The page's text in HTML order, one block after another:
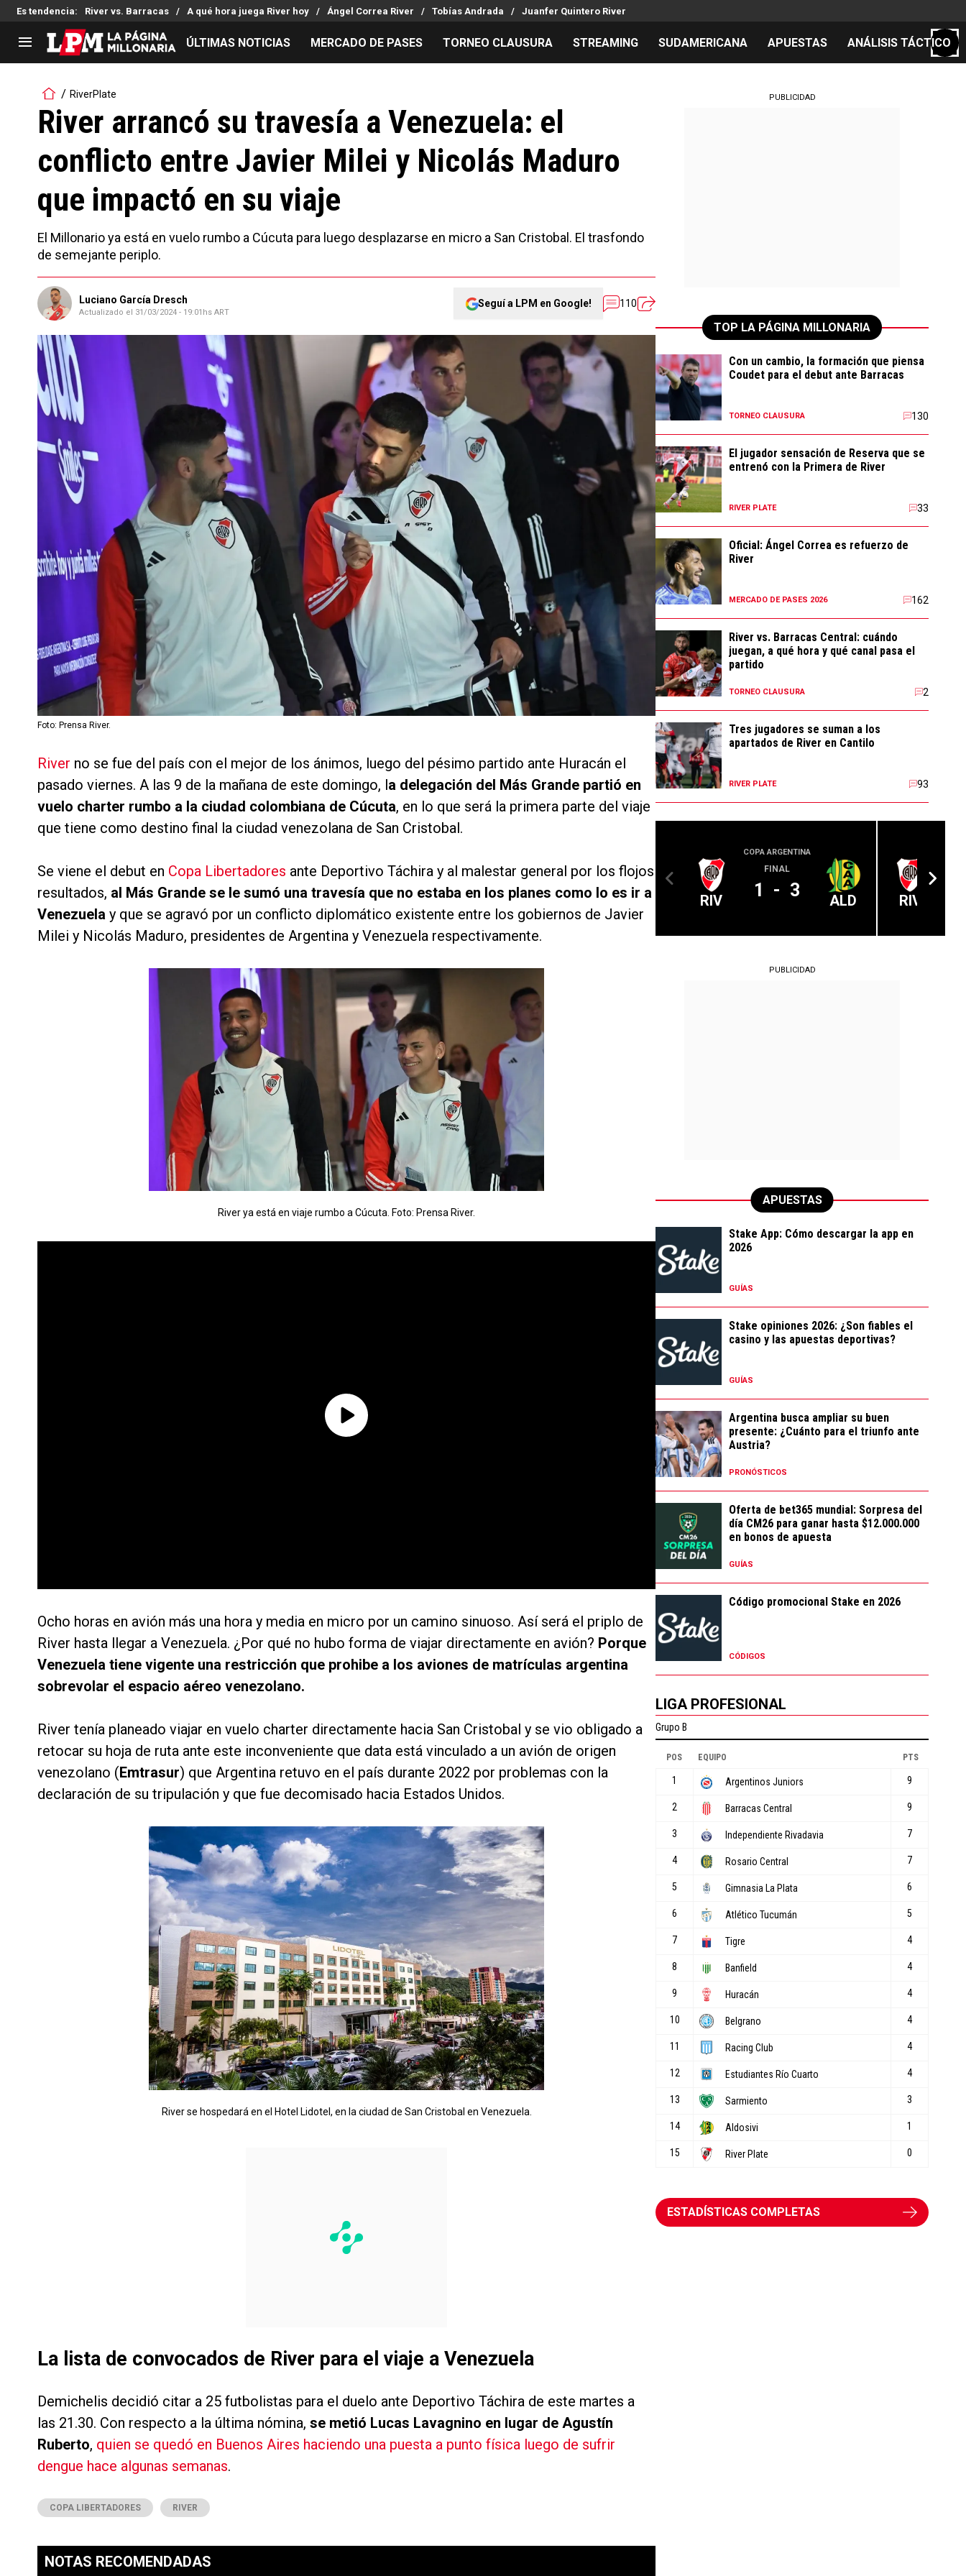
Es tendencia: River vs. Barracas A qué hora juega River hoy Ángel Correa River Tobías Andrada Juanfer Quintero River
LIGA PROFESIONAL
Noticias
Tabla de posiciones
Reserva
Copa Sudamericana
Copa Argentina
Selección Argentina
Mercado de Pases
Análisis tácticos
Juanfer Quintero
Chacho Coudet
Ex River
Streaming
Entradas
Hinchas
Los goles de River
Pronósticos
ÚLTIMAS NOTICIAS MERCADO DE PASES TORNEO CLAUSURA STREAMING SUDAMERICANA APUESTAS ANÁLISIS TÁCTICO
RiverPlate
River arrancó su travesía a Venezuela: el
conflicto entre Javier Milei y Nicolás Maduro
que impactó en su viaje
El Millonario ya está en vuelo rumbo a Cúcuta para luego desplazarse en micro a San Cristobal. El trasfondo
de semejante periplo.
Luciano García Dresch
Actualizado el 31/03/2024 - 19:01hs ART
Seguí a LPM en Google! 110
Foto: Prensa River.
River no se fue del país con el mejor de los ánimos, luego del pésimo partido ante Huracán el
pasado viernes. A las 9 de la mañana de este domingo, la delegación del Más Grande partió en
vuelo charter rumbo a la ciudad colombiana de Cúcuta, en lo que será la primera parte del viaje
que tiene como destino final la ciudad venezolana de San Cristobal.
Se viene el debut en Copa Libertadores ante Deportivo Táchira y al malestar general por los flojos
resultados, al Más Grande se le sumó una travesía que no estaba en los planes como lo es ir a
Venezuela y que se agravó por un conflicto diplomático existente entre los gobiernos de Javier
Milei y Nicolás Maduro, presidentes de Argentina y Venezuela respectivamente.
River ya está en viaje rumbo a Cúcuta. Foto: Prensa River.
Ocho horas en avión más una hora y media en micro por un camino sinuoso. Así será el priplo de
River hasta llegar a Venezuela. ¿Por qué no hubo forma de viajar directamente en avión? Porque
Venezuela tiene vigente una restricción que prohibe a los aviones de matrículas argentina
sobrevolar el espacio aéreo venezolano.
River tenía planeado viajar en vuelo charter directamente hacia San Cristobal y se vio obligado a
retocar su hoja de ruta ante este inconveniente que data está vinculado a un avión de origen
venezolano (Emtrasur) que Argentina retuvo en el país durante 2022 por problemas con la
declaración de su tripulación y que fue decomisado hacia Estados Unidos.
River se hospedará en el Hotel Lidotel, en la ciudad de San Cristobal en Venezuela.
La lista de convocados de River para el viaje a Venezuela
Demichelis decidió citar a 25 futbolistas para el duelo ante Deportivo Táchira de este martes a
las 21.30. Con respecto a la última nómina, se metió Lucas Lavagnino en lugar de Agustín
Ruberto, quien se quedó en Buenos Aires haciendo una puesta a punto física luego de sufrir
dengue hace algunas semanas.
COPA LIBERTADORES RIVER
NOTAS RECOMENDADAS
PUBLICIDAD
TOP LA PÁGINA MILLONARIA
Con un cambio, la formación que piensa
Coudet para el debut ante Barracas
TORNEO CLAUSURA 130
El jugador sensación de Reserva que se
entrenó con la Primera de River
RIVER PLATE 33
Oficial: Ángel Correa es refuerzo de
River
MERCADO DE PASES 2026 162
River vs. Barracas Central: cuándo
juegan, a qué hora y qué canal pasa el
partido
TORNEO CLAUSURA 2
Tres jugadores se suman a los
apartados de River en Cantilo
RIVER PLATE 93
COPA ARGENTINA
RIV
FINAL
1 - 3 ALD RIV
PUBLICIDAD
APUESTAS
Stake App: Cómo descargar la app en
2026
GUÍAS
Stake opiniones 2026: ¿Son fiables el
casino y las apuestas deportivas?
GUÍAS
Argentina busca ampliar su buen
presente: ¿Cuánto para el triunfo ante
Austria?
PRONÓSTICOS
Oferta de bet365 mundial: Sorpresa del
día CM26 para ganar hasta $12.000.000
en bonos de apuesta
GUÍAS
Código promocional Stake en 2026
CÓDIGOS
LIGA PROFESIONAL
ESTADÍSTICAS COMPLETAS